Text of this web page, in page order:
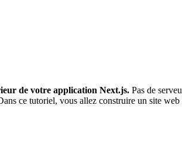
de votre application Next.js. Pas de
ce tutoriel, vous allez construire un site